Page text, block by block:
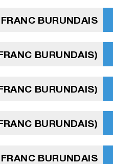
BURUNDAIS
BURUNDAIS)
BURUNDAIS)
BURUNDAIS)
BURUNDAIS